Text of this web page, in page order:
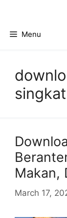
contentMenu
singkat
Makan,
March 17,